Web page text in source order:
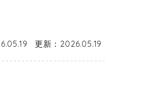
更新： 2026.05.19